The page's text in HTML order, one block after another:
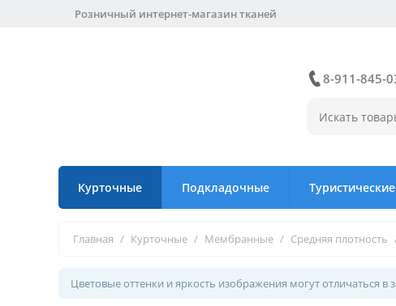
Розничный интернет-магазин тканей
8-911-845-
Курточные Подкладочные Туристические
Главная / Курточные / Мембранные / Средняя плотность
Цветовые оттенки и яркость изображения могут отличаться